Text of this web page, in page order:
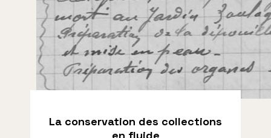
La conservation des collections